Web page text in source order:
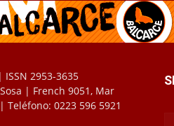
2953-3635
| French 9051, Mar
0223 596 5921